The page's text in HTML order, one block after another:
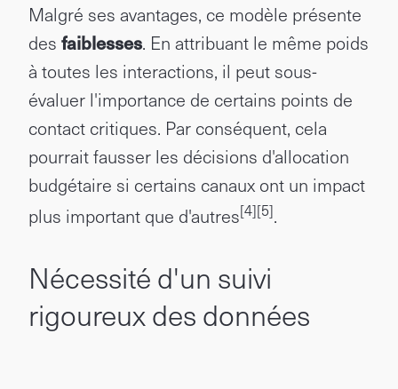
Malgré ses avantages, ce modèle présente
des faiblesses. En attribuant le même poids
à toutes les interactions, il peut sous-
évaluer l'importance de certains points de
contact critiques. Par conséquent, cela
pourrait fausser les décisions d'allocation
budgétaire si certains canaux ont un impact
plus important que d'autres[4][5].
Nécessité d'un suivi
rigoureux des données